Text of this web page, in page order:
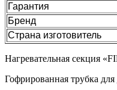
Гарантия
Бренд
Страна изготовитель
Нагревательная секция
Гофрированная трубка для